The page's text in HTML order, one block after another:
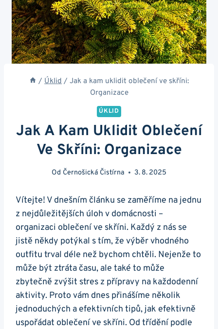
/ Úklid / Jak a kam uklidit oblečení ve skříni:
Organizace
ÚKLID
Jak A Kam Uklidit Oblečení
Ve Skříni: Organizace
Od Černošická Čistírna 3. 8. 2025
Vítejte! V dnešním článku se zaměříme na jednu
z nejdůležitějších úloh v domácnosti –
organizaci oblečení ve skříni. Každý z nás se
jistě někdy potýkal s tím, že výběr vhodného
outfitu trval déle než bychom chtěli. Nejenže to
může být ztráta času, ale také to může
zbytečně zvýšit stres z přípravy na každodenní
aktivity. Proto vám dnes přinášíme několik
jednoduchých a efektivních tipů, jak efektivně
uspořádat oblečení ve skříni. Od třídění podle